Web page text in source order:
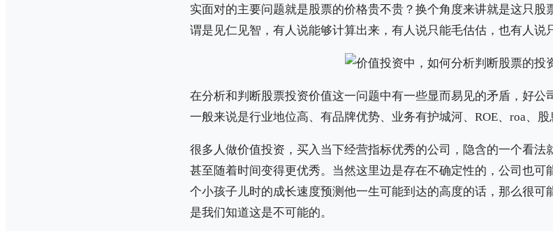
实面对的主要问题就是股票的价格贵不贵？换个角度来讲就是这只股
谓是见仁见智，有人说能够计算出来，有人说只能毛估估，也有人说
在分析和判断股票投资价值这一问题中有一些显而易见的矛盾，好公
一般来说是行业地位高、有品牌优势、业务有护城河、ROE、roa、股
很多人做价值投资，买入当下经营指标优秀的公司，隐含的一个看法
甚至随着时间变得更优秀。当然这里边是存在不确定性的，公司也可
个小孩子儿时的成长速度预测他一生可能到达的高度的话，那么很可
是我们知道这是不可能的。